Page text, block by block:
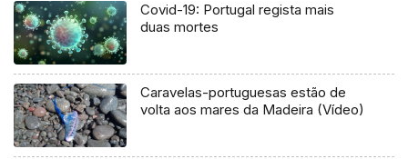
Covid-19: Portugal regista mais
duas mortes
Caravelas-portuguesas estão de
volta aos mares da Madeira (Vídeo)